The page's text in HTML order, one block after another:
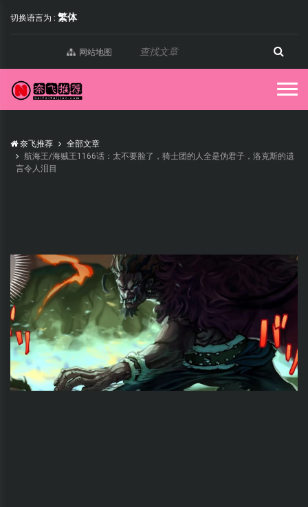
切换语言为 : 繁体
网站地图
奈飞推荐
全部文章
航海王/海贼王1166话：太不要脸了，骑士团的人全是伪君子，洛克斯的遗
言令人泪目